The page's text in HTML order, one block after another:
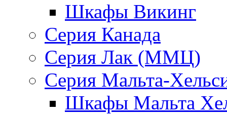
Шкафы Викинг
Серия Канада
Серия Лак (ММЦ)
Серия Мальта-
Шкафы Мальта